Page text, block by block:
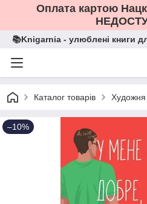
Оплата картою
📚Knigarnia - улюблені книги
Каталог товарів Художня
–10%